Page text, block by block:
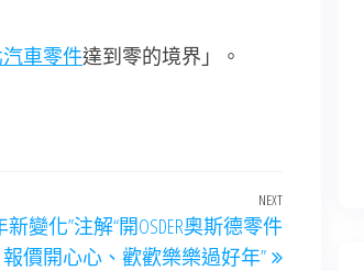
車零件達到零的境界」。
Next
Post
NEXT
變化”注解“開OSDER奧斯德零件
報價開心心、歡歡樂樂過好年”